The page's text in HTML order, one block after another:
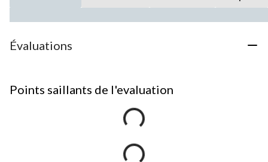
Évaluations
Points saillants de l'evaluation